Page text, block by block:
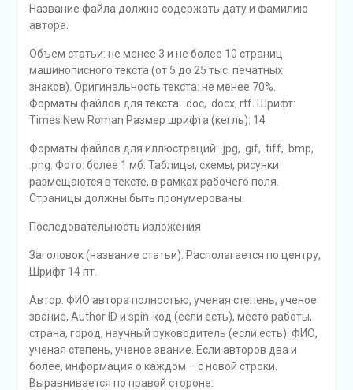
Название файла должно содержать дату и фамилию
автора.
Объем статьи: не менее 3 и не более 10 страниц
машинописного текста (от 5 до 25 тыс. печатных
знаков). Оригинальность текста: не менее 70%.
Форматы файлов для текста: .doc, .docx, rtf. Шрифт:
Times New Roman Размер шрифта (кегль): 14
Форматы файлов для иллюстраций: .jpg, .gif, .tiff, .bmp,
.png. Фото: более 1 мб. Таблицы, схемы, рисунки
размещаются в тексте, в рамках рабочего поля.
Страницы должны быть пронумерованы.
Последовательность изложения
Заголовок (название статьи). Располагается по центру,
Шрифт 14 пт.
Автор. ФИО автора полностью, ученая степень, ученое
звание, Author ID и spin-код (если есть), место работы,
страна, город, научный руководитель (если есть): ФИО,
ученая степень, ученое звание. Если авторов два и
более, информация о каждом – с новой строки.
Выравнивается по правой стороне.